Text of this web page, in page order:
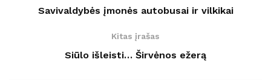
Savivaldybės įmonės autobusai ir vilkikai
Kitas įrašas
Siūlo išleisti… Širvėnos ežerą